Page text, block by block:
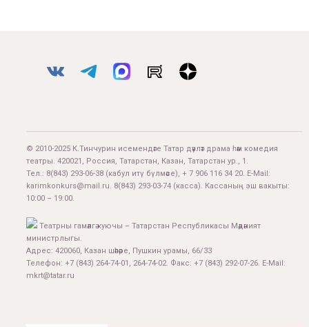
© 2010-2025 К.Тинчурин исемендәге Татар дәүләт драма һәм комедия
театры. 420021, Россия, Татарстан, Казан, Татарстан ур., 1.
Тел.: 8(843) 293-06-38 (кабул итү бүлмәсе), + 7 906 116 34 20. E-Mail:
karimkonkurs@mail.ru. 8(843) 293-03-74 (касса). Кассаның эш вакыты:
10:00 – 19:00.
Театрны гамәлгә куючы – Татарстан Республикасы Мәдәният
министрлыгы.
Адрес: 420060, Казан шәһәре, Пушкин урамы, 66/33
Телефон: +7 (843) 264-74-01, 264-74-02. Факс: +7 (843) 292-07-26. E-Mail:
mkrt@tatar.ru